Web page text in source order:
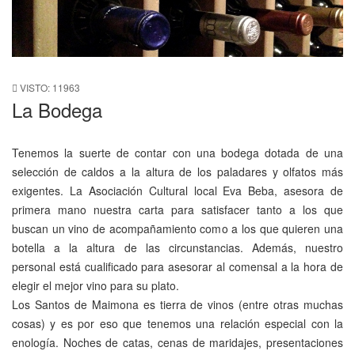
VISTO: 11963
La Bodega
Tenemos la suerte de contar con una bodega dotada de una
selección de caldos a la altura de los paladares y olfatos más
exigentes. La Asociación Cultural local Eva Beba, asesora de
primera mano nuestra carta para satisfacer tanto a los que
buscan un vino de acompañamiento como a los que quieren una
botella a la altura de las circunstancias. Además, nuestro
personal está cualificado para asesorar al comensal a la hora de
elegir el mejor vino para su plato.
Los Santos de Maimona es tierra de vinos (entre otras muchas
cosas) y es por eso que tenemos una relación especial con la
enología. Noches de catas, cenas de maridajes, presentaciones